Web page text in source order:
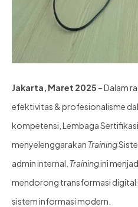
Jakarta, Maret 2025 – Dalam
efektivitas & profesionalisme
kompetensi, Lembaga
menyelenggarakan Training
admin internal. Trainingini
mendorong transformasi digital
sistem informasi modern.